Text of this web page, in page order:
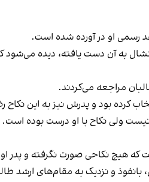
رسمی او در آورده شده است.
به آن دست یافته، دیده
مراجعه می‌کردند.
کرده بود و پدرش نیز به این
ولی نکاح با او درست بوده است.
هیچ نکاحی صورت نگرفته و پدر
و نزدیک به مقام‌های ارشد